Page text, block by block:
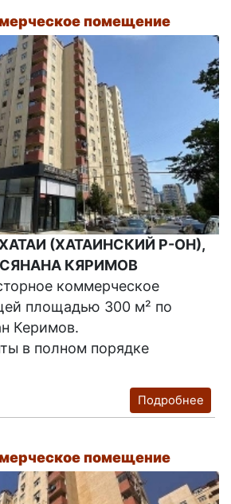
помещение
(ХАТАИНСКИЙ Р-ОН),
КЯРИМОВ
коммерческое
площадью 300 м² по
Керимов.
в полном порядке
Подробнее
помещение